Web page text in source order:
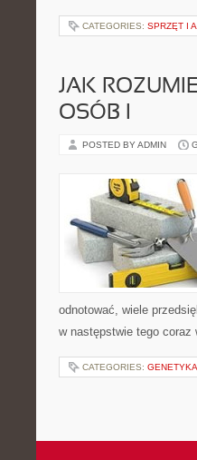
CATEGORIES: SPRZĘT I
JAK
OSÓB I
POSTED BY ADMIN
odnotować, wiele
w następstwie tego
CATEGORIES: GENETYKA